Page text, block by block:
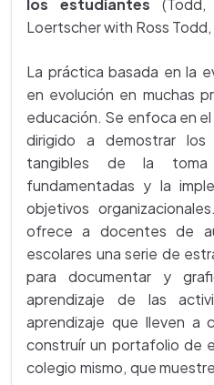
los estudiantes (Todd,
Loertscher with Ross
La práctica basada en la
en evolución en muchas
educación. Se enfoca en
dirigido a demostrar
tangibles de la
fundamentadas y la
objetivos
ofrece a docentes de
escolares una serie de
para documentar y
aprendizaje de las
aprendizaje que lleven a
construír un portafolio de
colegio mismo, que